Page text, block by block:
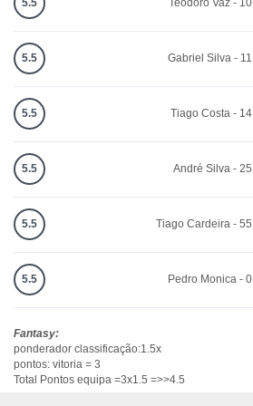
5.5 Teodoro Vaz - 10
5.5 Gabriel Silva - 11
5.5 Tiago Costa - 14
5.5 André Silva - 25
5.5 Tiago Cardeira - 55
5.5 Pedro Monica - 0
Fantasy:
ponderador classificação:1.5x
pontos: vitoria = 3
Total Pontos equipa =3x1.5 =>>4.5